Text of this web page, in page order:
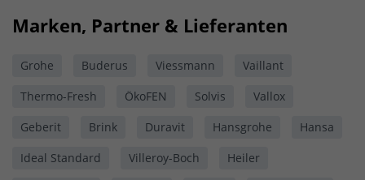
Marken, Partner & Lieferanten
Grohe Buderus Viessmann
Vaillant
Thermo-Fresh
ÖkoFEN Solvis
Vallox
Geberit
Brink Duravit Hansgrohe
Hansa
Ideal Standard
Villeroy-Boch
Heiler